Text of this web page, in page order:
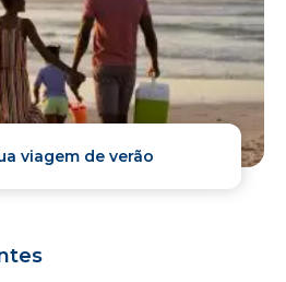
viagem de verão